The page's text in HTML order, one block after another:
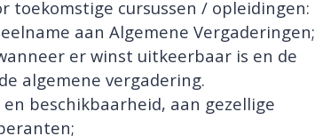
toekomstige cursussen / opleidingen:
aan Algemene Vergaderingen;
er winst uitkeerbaar is en de
algemene vergadering.
beschikbaarheid, aan gezellige